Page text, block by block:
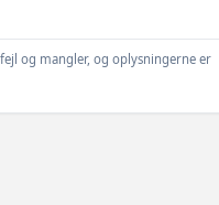
og mangler, og oplysningerne er